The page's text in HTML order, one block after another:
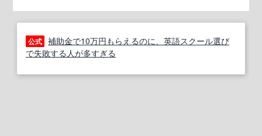
公式 補助金で10万円もらえるのに、英語スクール選び
で失敗する人が多すぎる